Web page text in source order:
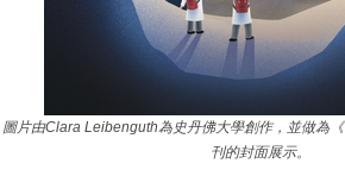
圖片由Clara Leibenguth為史丹佛大學創作，並做為
刊的封面展示。